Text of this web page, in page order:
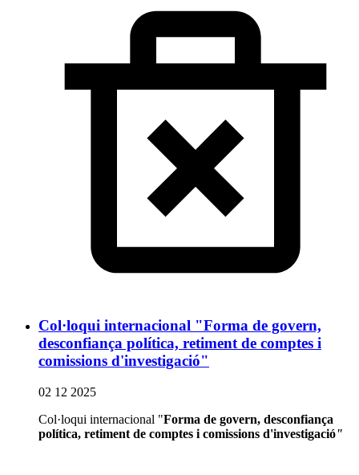
Col·loqui internacional "Forma de govern,
desconfiança política, retiment de comptes i
comissions d'investigació"
02 12 2025
Col·loqui internacional "Forma de govern, desconfiança
política, retiment de comptes i comissions d'investigació"